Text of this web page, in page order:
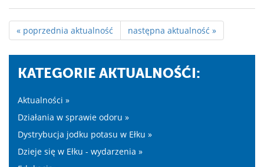
« poprzednia aktualność następna aktualność »
KATEGORIE AKTUALNOŚĆI:
Aktualności »
Działania w sprawie odoru »
Dystrybucja jodku potasu w Ełku »
Dzieje się w Ełku - wydarzenia »